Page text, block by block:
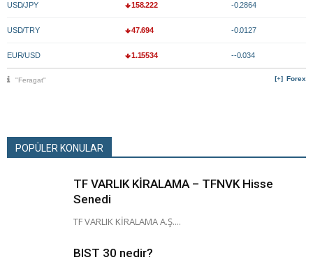
USD/JPY 158.222 -0.2864
USD/TRY 47.694 -0.0127
EUR/USD 1.15534 --0.034
Forex
"Feragat"
POPÜLER KONULAR
TF VARLIK KİRALAMA – TFNVK Hisse
Senedi
TF VARLIK KİRALAMA A.Ş....
BIST 30 nedir?